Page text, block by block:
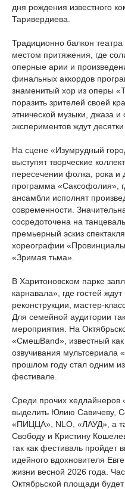
дня рождения известного
Таривердиева.
Традиционно балкон
местом притяжения, где
оперные арии и
финальных аккордов
знаменитый хор из оперы
поразить зрителей своей
этнической музыки, джаза
экспериментов ждут
На сцене «Изумрудный
выступят творческие
пересечении фолка, рока
программа «Саксофолия»,
ансамбли исполнят
современности.
сосредоточена на
премьерный эскиз
хореографии
«Зримая тьма».
В Харитоновском парке
карнавала», где гостей
реконструкции, мастер-
Для семейной аудитории
мероприятия. На
«СмешBand», известный
озвучивания мультсериала
прошлом году стал одним
фестивале.
Среди прочих хедлайнеров
выделить Юлию Савичеву,
«ПИЦЦА», NLO, «ЛАУД», а
Свободу и Кристину
так как фестиваль пройдет
идейного вдохновителя
жизни весной 2026 года.
Октябрьской площади